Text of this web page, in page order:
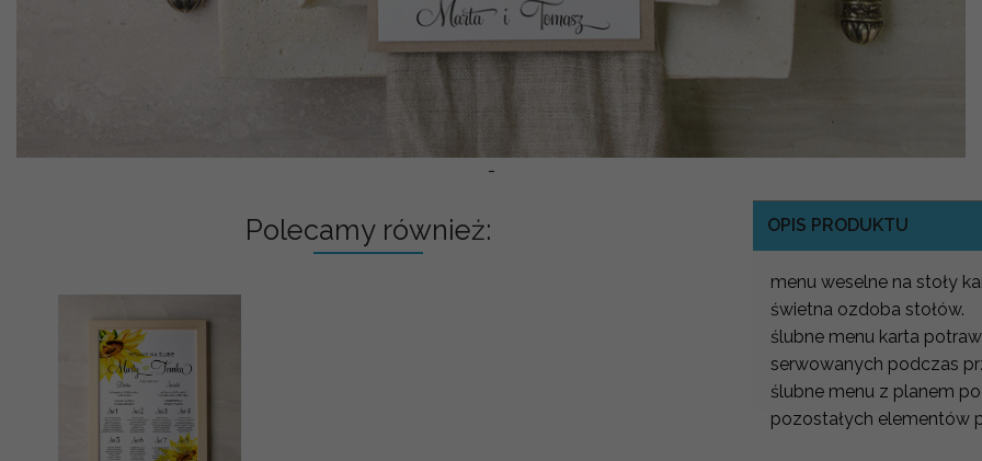
-
Polecamy również: OPIS PRODUKTU
menu weselne na stoły
świetna ozdoba stołów.
ślubne menu karta
serwowanych podczas
ślubne menu z planem
pozostałych elementów